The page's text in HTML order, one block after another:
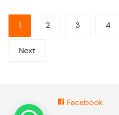
Berichten
paginering
1 2 3 4
Next
Facebook